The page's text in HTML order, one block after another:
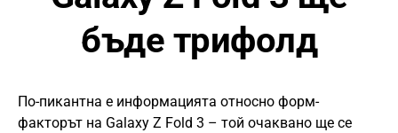
бъде трифолд
По-пикантна е информацията oтносно форм-
факторът на Galaxy Z Fold 3 – той очаквано ще се